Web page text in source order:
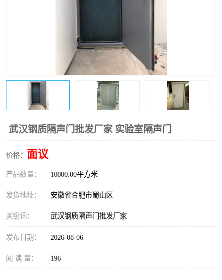
武汉钢质隔声门批发厂家 实验室隔声门
价格： 面议
产品数量： 10000.00平方米
发货地址： 安徽省合肥市蜀山区
关键词： 武汉钢质隔声门批发厂家
发布日期： 2026-08-06
阅 读 量： 196
变压器室配电房门
彩钢板门